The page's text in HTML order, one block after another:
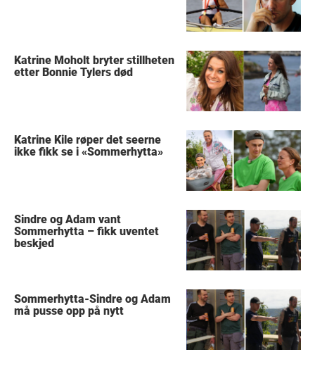
Katrine Moholt bryter stillheten
etter Bonnie Tylers død
Katrine Kile røper det seerne
ikke fikk se i «Sommerhytta»
Sindre og Adam vant
Sommerhytta – fikk uventet
beskjed
Sommerhytta-Sindre og Adam
må pusse opp på nytt